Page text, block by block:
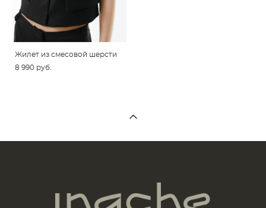
Жилет из смесовой шерсти
8 990 pуб.